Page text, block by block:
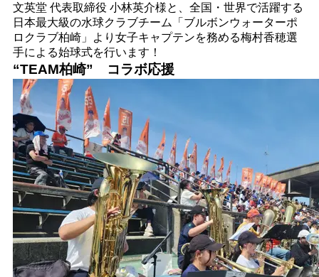
文英堂 代表取締役 小林英介様と、全国・世界で活躍する
日本最大級の水球クラブチーム「ブルボンウォーターポ
ロクラブ柏崎」より女子キャプテンを務める梅村香穂選
手による始球式を行います！
“TEAM柏崎” コラボ応援